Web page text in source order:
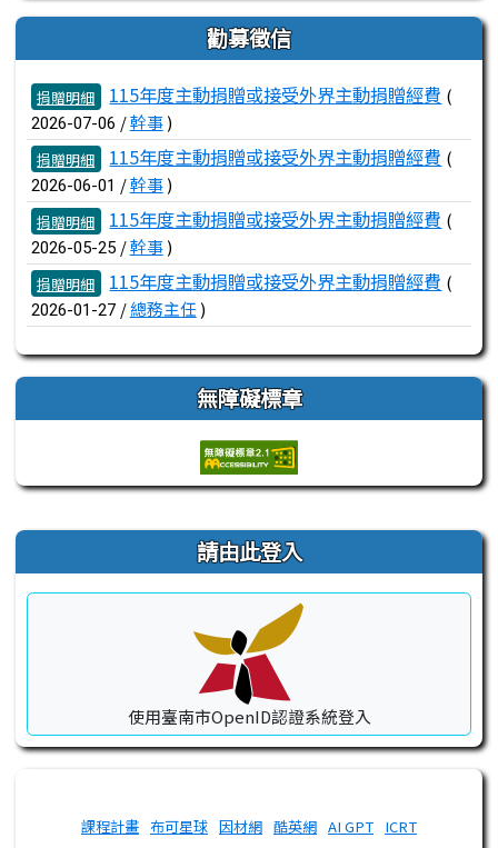
勸募徵信
文章列表
捐贈明細 115年度主動捐贈或接受外界主動捐贈經費 (
2026-07-06 /幹事)
捐贈明細 115年度主動捐贈或接受外界主動捐贈經費 (
2026-06-01 /幹事)
捐贈明細 115年度主動捐贈或接受外界主動捐贈經費 (
2026-05-25 /幹事)
捐贈明細 115年度主動捐贈或接受外界主動捐贈經費 (
2026-01-27 /總務主任)
無障礙標章
右邊區域內容 請由此登入
使用臺南市OpenID認證系統登入
課程計畫 布可星球 因材網 酷英網 AI GPT ICRT